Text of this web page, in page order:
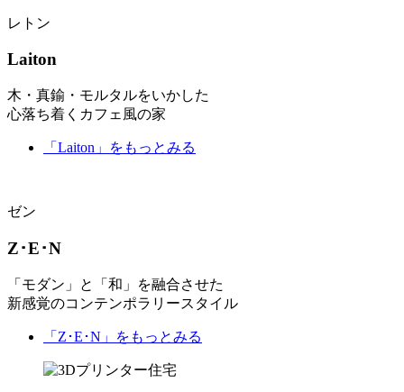
レトン
Laiton
木・真鍮・モルタルをいかした
心落ち着くカフェ風の家
「Laiton」 をもっとみる
ゼン
Z･E･N
「モダン」と「和」を融合させた
新感覚のコンテンポラリースタイル
「Z･E･N」 をもっとみる